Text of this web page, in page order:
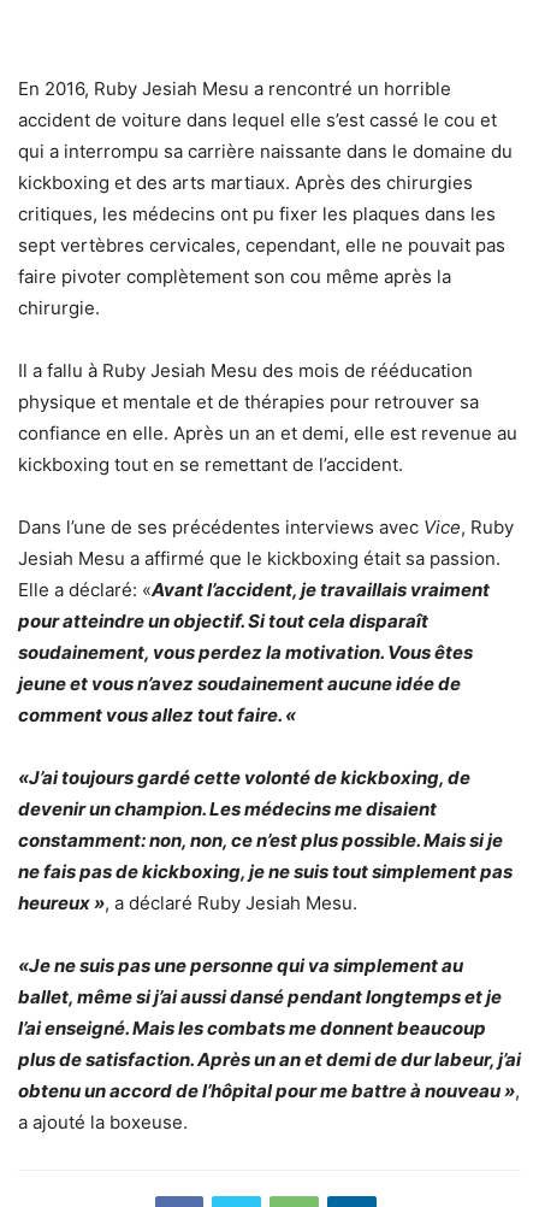
En 2016, Ruby Jesiah Mesu a rencontré un horrible
accident de voiture dans lequel elle s’est cassé le cou et
qui a interrompu sa carrière naissante dans le domaine du
kickboxing et des arts martiaux. Après des chirurgies
critiques, les médecins ont pu fixer les plaques dans les
sept vertèbres cervicales, cependant, elle ne pouvait pas
faire pivoter complètement son cou même après la
chirurgie.
Il a fallu à Ruby Jesiah Mesu des mois de rééducation
physique et mentale et de thérapies pour retrouver sa
confiance en elle. Après un an et demi, elle est revenue au
kickboxing tout en se remettant de l’accident.
Dans l’une de ses précédentes interviews avec Vice, Ruby
Jesiah Mesu a affirmé que le kickboxing était sa passion.
Elle a déclaré: «Avant l’accident, je travaillais vraiment
pour atteindre un objectif. Si tout cela disparaît
soudainement, vous perdez la motivation. Vous êtes
jeune et vous n’avez soudainement aucune idée de
comment vous allez tout faire. «
«J’ai toujours gardé cette volonté de kickboxing, de
devenir un champion. Les médecins me disaient
constamment: non, non, ce n’est plus possible. Mais si je
ne fais pas de kickboxing, je ne suis tout simplement pas
heureux », a déclaré Ruby Jesiah Mesu.
«Je ne suis pas une personne qui va simplement au
ballet, même si j’ai aussi dansé pendant longtemps et je
l’ai enseigné. Mais les combats me donnent beaucoup
plus de satisfaction. Après un an et demi de dur labeur, j’ai
obtenu un accord de l’hôpital pour me battre à nouveau »,
a ajouté la boxeuse.